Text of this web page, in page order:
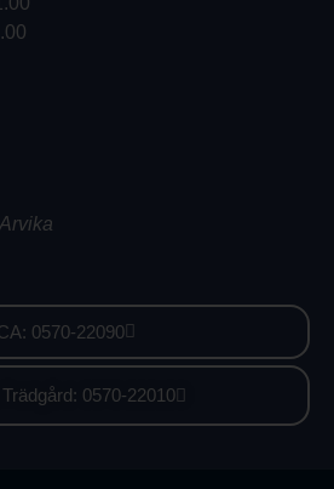
0570-22090
0570-22010